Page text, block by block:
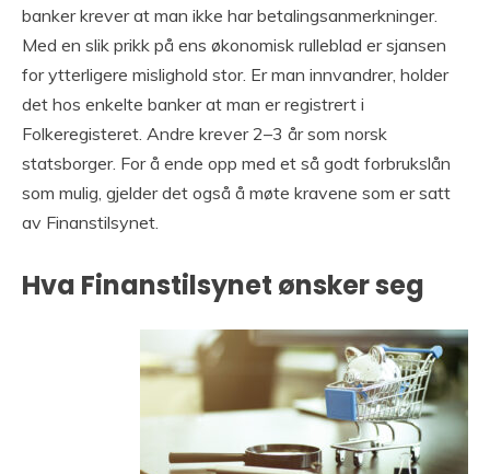
banker krever at man ikke har betalingsanmerkninger.
Med en slik prikk på ens økonomisk rulleblad er sjansen
for ytterligere mislighold stor. Er man innvandrer, holder
det hos enkelte banker at man er registrert i
Folkeregisteret. Andre krever 2–3 år som norsk
statsborger. For å ende opp med et så godt forbrukslån
som mulig, gjelder det også å møte kravene som er satt
av Finanstilsynet.
Hva Finanstilsynet ønsker seg